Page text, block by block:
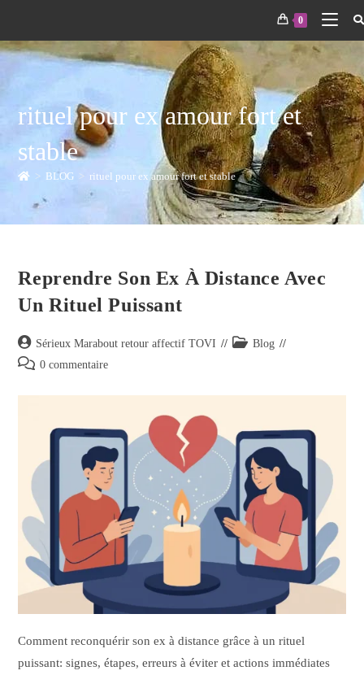
0
rituel pour ex amour fort et
stable
> BLOG > rituel pour ex amour fort et stable
Reprendre Son Ex À Distance Avec
Un Rituel Puissant
Sérieux Marabout retour affectif TOVI
Blog
0 commentaire
Comment reconquérir son ex à distance grâce à un rituel
puissant: signes, étapes, erreurs à éviter et actions immédiates